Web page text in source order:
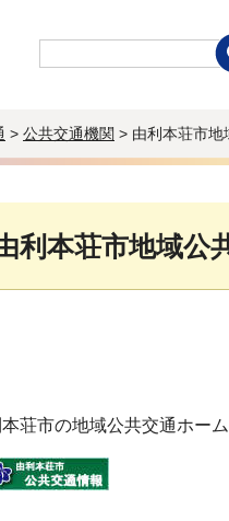
> 公共交通機関 > 由利本荘市地
利本荘市地域公
荘市の地域公共交通ホー